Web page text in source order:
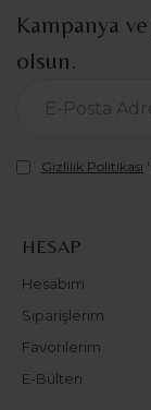
Kampanya
olsun.
Gizlilik Politikası
HESAP
Hesabım
Siparişlerim
Favorilerim
E-Bülten